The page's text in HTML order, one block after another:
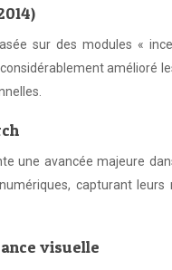
sur des modules «
amélioré
une avancée majeure
capturant leurs
visuelle